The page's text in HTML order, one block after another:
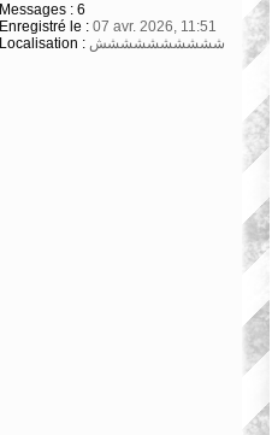
Messages : 6
Enregistré le : 07 avr. 2026, 11:51
Localisation : شششششششششش